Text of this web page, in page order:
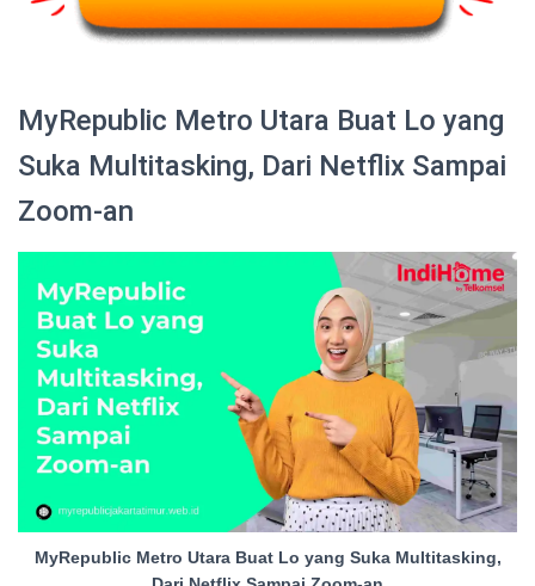
MyRepublic Metro Utara Buat Lo yang
Suka Multitasking, Dari Netflix Sampai
Zoom-an
MyRepublic Metro Utara Buat Lo yang Suka Multitasking,